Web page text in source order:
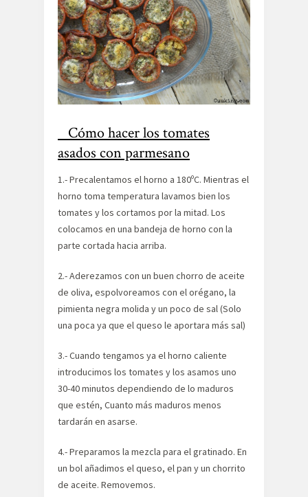
Cómo hacer los tomates
asados con parmesano
1.- Precalentamos el horno a 180ºC. Mientras el
horno toma temperatura lavamos bien los
tomates y los cortamos por la mitad. Los
colocamos en una bandeja de horno con la
parte cortada hacia arriba.
2.- Aderezamos con un buen chorro de aceite
de oliva, espolvoreamos con el orégano, la
pimienta negra molida y un poco de sal (Solo
una poca ya que el queso le aportara más sal)
3.- Cuando tengamos ya el horno caliente
introducimos los tomates y los asamos uno
30-40 minutos dependiendo de lo maduros
que estén, Cuanto más maduros menos
tardarán en asarse.
4.- Preparamos la mezcla para el gratinado. En
un bol añadimos el queso, el pan y un chorrito
de aceite. Removemos.